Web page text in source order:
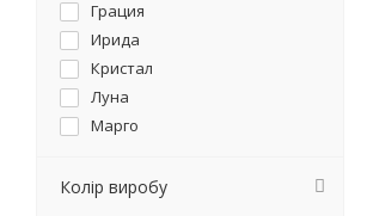
Грация
Ирида
Кристал
Луна
Марго
Муза
Колір виробу